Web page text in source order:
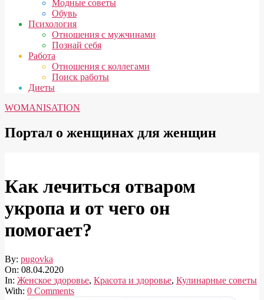
Модные советы
Обувь
Психология
Отношения с мужчинами
Познай себя
Работа
Отношения с коллегами
Поиск работы
Диеты
WOMANISATION
Портал о женщинах для женщин
Как лечиться отваром
укропа и от чего он
помогает?
By: pugovka
On: 08.04.2020
In: Женское здоровье, Красота и здоровье, Кулинарные советы
With: 0 Comments